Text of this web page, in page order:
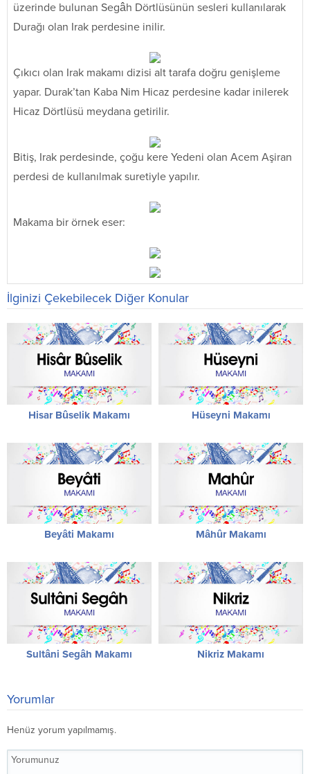
üzerinde bulunan Segâh Dörtlüsünün sesleri kullanılarak
Durağı olan Irak perdesine inilir.
Çıkıcı olan Irak makamı dizisi alt tarafa doğru genişleme
yapar. Durak’tan Kaba Nim Hicaz perdesine kadar inilerek
Hicaz Dörtlüsü meydana getirilir.
Bitiş, Irak perdesinde, çoğu kere Yedeni olan Acem Aşiran
perdesi de kullanılmak suretiyle yapılır.
Makama bir örnek eser:
İlginizi Çekebilecek Diğer Konular
Hisar Bûselik Makamı Hüseyni Makamı
Beyâti Makamı Mâhûr Makamı
Sultâni Segâh Makamı Nikriz Makamı
Yorumlar
Henüz yorum yapılmamış.